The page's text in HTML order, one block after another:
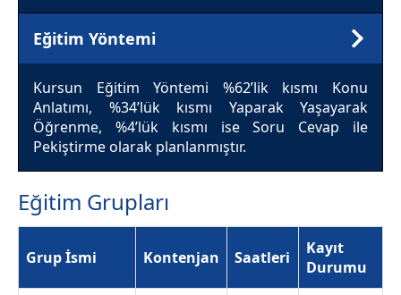
Eğitim Yöntemi
Kursun Eğitim Yöntemi %62’lik kısmı Konu
Anlatımı, %34’lük kısmı Yaparak Yaşayarak
Öğrenme, %4’lük kısmı ise Soru Cevap ile
Pekiştirme olarak planlanmıştır.
Eğitim Grupları
Grup İsmi Kontenjan Saatleri
Kayıt
Durumu